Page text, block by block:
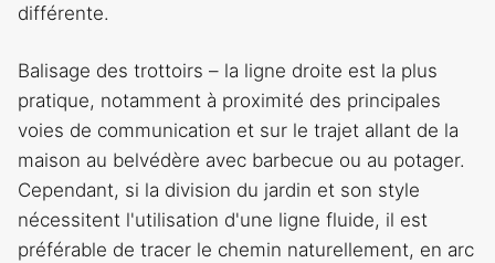
différente.
Balisage des trottoirs – la ligne droite est la plus
pratique, notamment à proximité des principales
voies de communication et sur le trajet allant de la
maison au belvédère avec barbecue ou au potager.
Cependant, si la division du jardin et son style
nécessitent l'utilisation d'une ligne fluide, il est
préférable de tracer le chemin naturellement, en arc